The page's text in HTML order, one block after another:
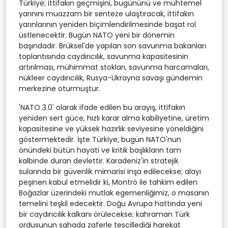
Türkiye; ittifakın geçmişini, bugününü ve muhtemel
yarınını muazzam bir senteze ulaştıracak, ittifakın
yarınlarının yeniden biçimlendirilmesinde başat rol
üstlenecektir. Bugün NATO yeni bir dönemin
başındadır. Brüksel'de yapılan son savunma bakanları
toplantısında caydırıcılık, savunma kapasitesinin
artırılması, mühimmat stokları, savunma harcamaları,
nükleer caydırıcılık, Rusya-Ukrayna savaşı gündemin
merkezine oturmuştur.
'NATO 3.0' olarak ifade edilen bu arayış, ittifakın
yeniden sert güce, hızlı karar alma kabiliyetine, üretim
kapasitesine ve yüksek hazırlık seviyesine yöneldiğini
göstermektedir. İşte Türkiye, bugün NATO'nun
önündeki bütün hayati ve kritik başlıkların tam
kalbinde duran devlettir. Karadeniz'in stratejik
sularında bir güvenlik mimarisi inşa edilecekse; alayı
peşinen kabul etmelidir ki, Montrö ile tahkim edilen
Boğazlar üzerindeki mutlak egemenliğimiz, o masanın
temelini teşkil edecektir. Doğu Avrupa hattında yeni
bir caydırıcılık kalkanı örülecekse; kahraman Türk
ordusunun sahada zaferle tescillediği harekat